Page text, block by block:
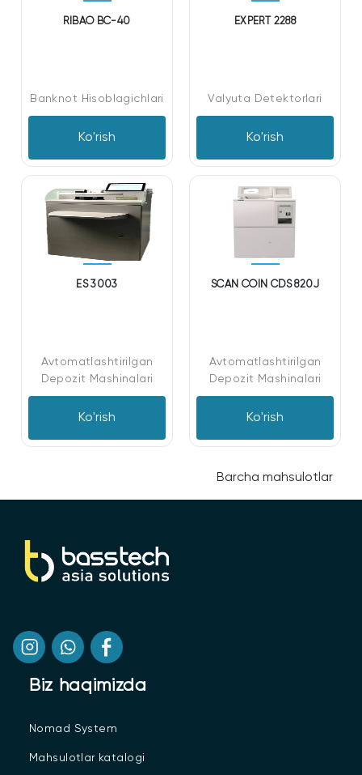
Barcha mahsulotlar
RIBAO BC-40
Banknot Hisoblagichlari
Ko'rish
EXPERT 2288
Valyuta Detektorlari
Ko'rish
ES 3003
Avtomatlashtirilgan
Depozit Mashinalari
Ko'rish
SCAN COIN CDS 820J
Avtomatlashtirilgan
Depozit Mashinalari
Ko'rish
Biz haqimizda
Nomad System
Mahsulotlar katalogi